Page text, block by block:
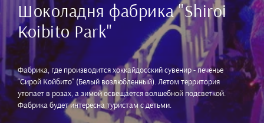
Шоколадня фабрика "Shiroi
Koibito Park"
Фабрика, где производится хоккайдосский сувенир - печенье
"Сирой Койбито" (Белый возлюбленный). Летом территория
утопает в розах, а зимой освещается волшебной подсветкой.
Фабрика будет интересна туристам с детьми.